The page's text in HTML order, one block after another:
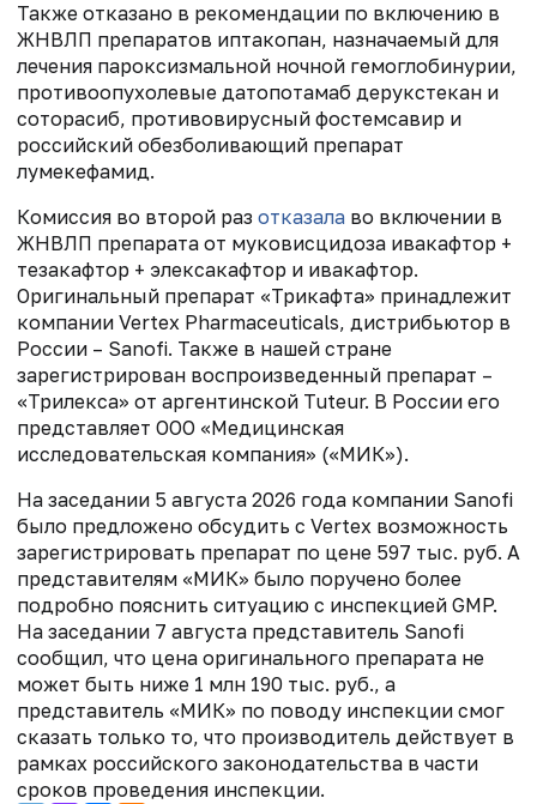
Также отказано в рекомендации по включению в
ЖНВЛП препаратов иптакопан, назначаемый для
лечения пароксизмальной ночной гемоглобинурии,
противоопухолевые датопотамаб дерукстекан и
соторасиб, противовирусный фостемсавир и
российский обезболивающий препарат
лумекефамид.
Комиссия во второй раз отказала во включении в
ЖНВЛП препарата от муковисцидоза ивакафтор +
тезакафтор + элексакафтор и ивакафтор.
Оригинальный препарат «Трикафта» принадлежит
компании Vertex Pharmaceuticals, дистрибьютор в
России – Sanofi. Также в нашей стране
зарегистрирован воспроизведенный препарат –
«Трилекса» от аргентинской Tuteur. В России его
представляет ООО «Медицинская
исследовательская компания» («МИК»).
На заседании 5 августа 2026 года компании Sanofi
было предложено обсудить с Vertex возможность
зарегистрировать препарат по цене 597 тыс. руб. А
представителям «МИК» было поручено более
подробно пояснить ситуацию с инспекцией GMP.
На заседании 7 августа представитель Sanofi
сообщил, что цена оригинального препарата не
может быть ниже 1 млн 190 тыс. руб., а
представитель «МИК» по поводу инспекции смог
сказать только то, что производитель действует в
рамках российского законодательства в части
сроков проведения инспекции.